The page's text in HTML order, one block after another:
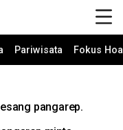
Pariwisata Fokus
pangarep.